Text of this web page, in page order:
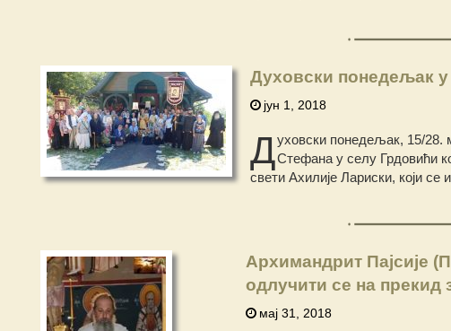
Духовски понедељак
јун 1, 2018
Духовски понедељак, 15/28.
Стефана у селу Грдовићи
свети Ахилије Лариски, који
Архимандрит Пајсије
одлучити се на прекид
мај 31, 2018